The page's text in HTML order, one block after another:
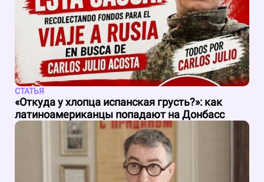
СТАТЬЯ
«Откуда у хлопца испанская грусть?»: как
латиноамериканцы попадают на Донбасс